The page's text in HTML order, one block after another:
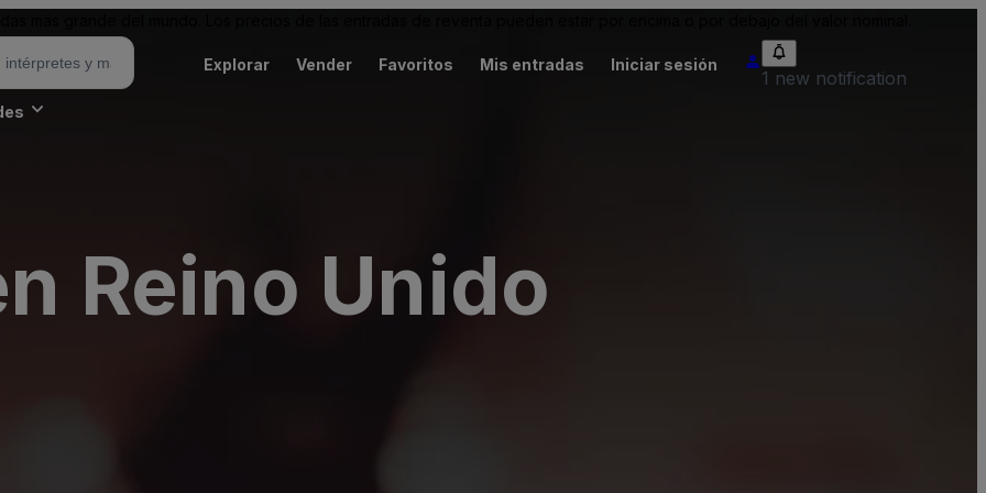
Explorar Vender Favoritos Mis entradas Iniciar sesión
1 new notification
Reino Unido